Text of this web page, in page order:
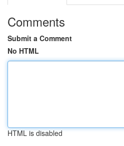
Comments
Submit a Comment
No HTML
HTML is disabled